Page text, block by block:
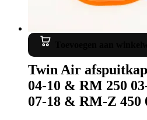
Twin Air
04-10 & RM 250
07-18 & RM-Z 450